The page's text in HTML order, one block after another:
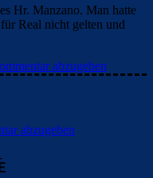
Hr. Manzano. Man hatte
Real nicht gelten und
abzugeben
abzugeben